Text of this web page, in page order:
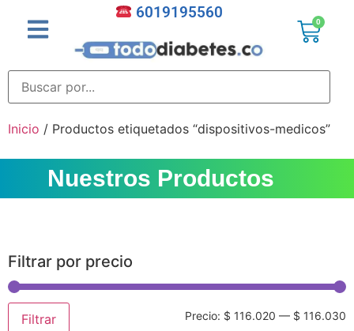
6019195560
0
Inicio / Productos etiquetados “dispositivos-medicos”
Nuestros Productos
Filtrar por precio
Filtrar Precio: $ 116.020 — $ 116.030